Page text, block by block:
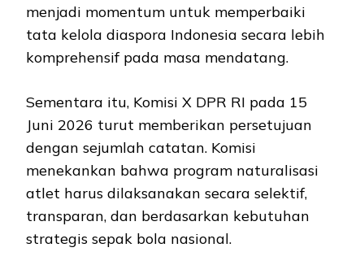
menjadi momentum untuk memperbaiki
tata kelola diaspora Indonesia secara lebih
komprehensif pada masa mendatang.
Sementara itu, Komisi X DPR RI pada 15
Juni 2026 turut memberikan persetujuan
dengan sejumlah catatan. Komisi
menekankan bahwa program naturalisasi
atlet harus dilaksanakan secara selektif,
transparan, dan berdasarkan kebutuhan
strategis sepak bola nasional.